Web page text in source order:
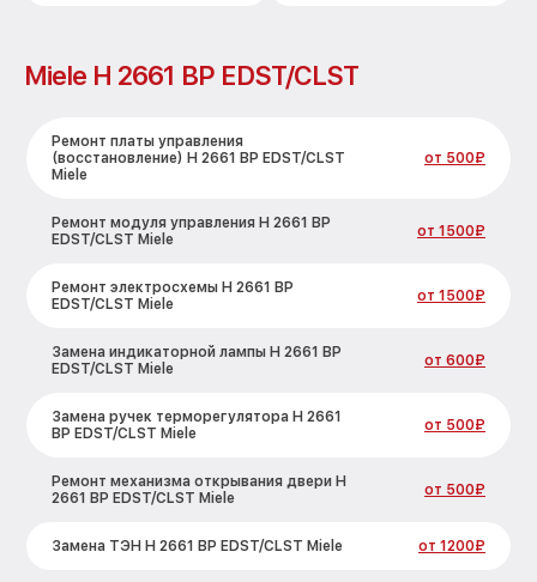
Miele H 2661 BP EDST/CLST
Ремонт платы управления
(восстановление) H 2661 BP EDST/CLST
Miele
от 500₽
Ремонт модуля управления H 2661 BP
EDST/CLST Miele
от 1500₽
Ремонт электросхемы H 2661 BP
EDST/CLST Miele
от 1500₽
Замена индикаторной лампы H 2661 BP
EDST/CLST Miele
от 600₽
Замена ручек терморегулятора H 2661
BP EDST/CLST Miele
от 500₽
Ремонт механизма открывания двери H
2661 BP EDST/CLST Miele
от 500₽
Замена ТЭН H 2661 BP EDST/CLST Miele от 1200₽